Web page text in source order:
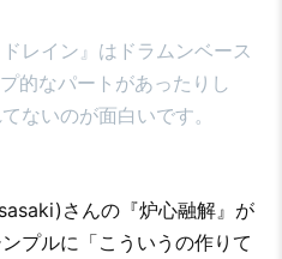
レイン』はドラムンベース
的なパートがあったりし
ないのが面白いです。
さんの『炉心融解』が
プルに「こういうの作りて